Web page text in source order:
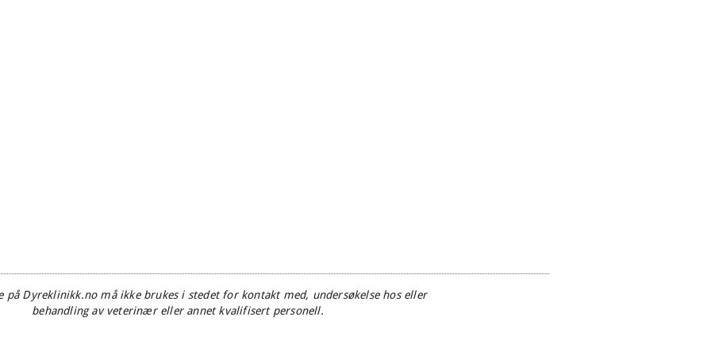
på Dyreklinikk.no må ikke brukes i stedet for kontakt med, undersøkelse hos eller
behandling av veterinær eller annet kvalifisert personell.